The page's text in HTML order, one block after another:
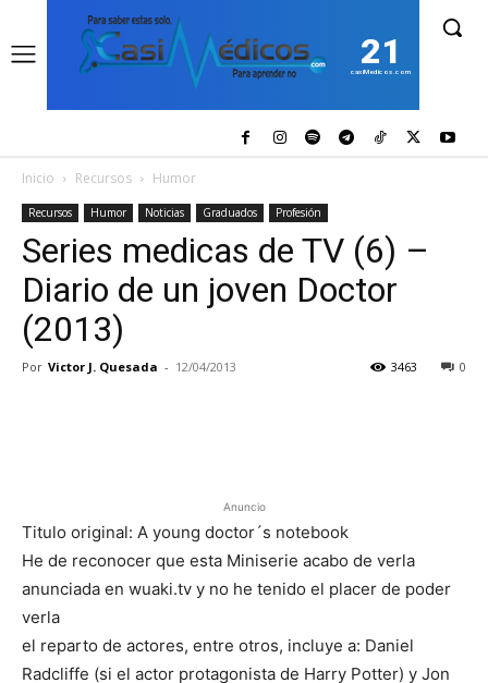
21
casiMedicos.com
Inicio Recursos Humor
Recursos Humor Noticias Graduados Profesión
Series medicas de TV (6) –
Diario de un joven Doctor
(2013)
Por Victor J. Quesada - 12/04/2013 0
3463
Anuncio
Titulo original: A young doctor´s notebook
He de reconocer que esta Miniserie acabo de verla
anunciada en wuaki.tv y no he tenido el placer de poder
verla
el reparto de actores, entre otros, incluye a: Daniel
Radcliffe (si el actor protagonista de Harry Potter) y Jon